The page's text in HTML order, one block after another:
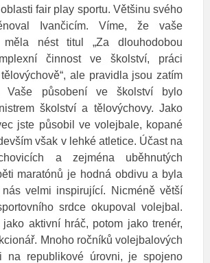
fair play sportu. Většinu svého
Ivančicím. Víme, že vaše
nést titul „Za dlouhodobou
činnost ve školství, práci
ale pravidla jsou zatím
Vaše působení ve školství bylo
školství a tělovýchovy. Jako
jste působil ve volejbale, kopané
však v lehké atletice. Účast na
a zejména uběhnutých
maratónů je hodná obdivu a byla
velmi inspirující. Nicméně větší
srdce okupoval volejbal.
aktivní hráč, potom jako trenér,
Mnoho ročníků volejbalových
na republikové úrovni, je spojeno